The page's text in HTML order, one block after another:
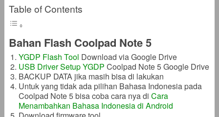
Table of Contents
Bahan Flash Coolpad Note 5
YGDP Flash Tool Download via Google Drive
USB Driver Setup YGDP Coolpad Note 5 Google Drive
BACKUP DATA jika masih bisa di lakukan
Untuk yang tidak ada pilihan Bahasa Indonesia pada
Coolpad Note 5 bisa coba cara nya di Cara
Menambahkan Bahasa Indonesia di Android